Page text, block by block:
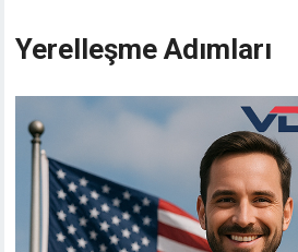
Yerelleşme Adımları